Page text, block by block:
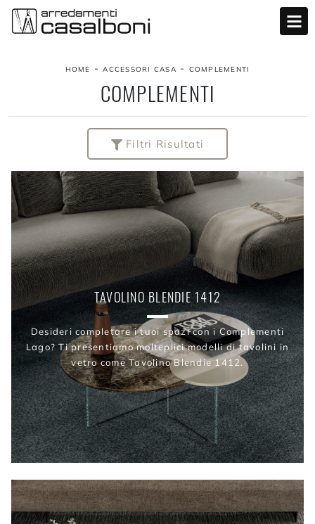
HOME -ACCESSORI CASA - COMPLEMENTI
COMPLEMENTI
Filtri Risultati
TAVOLINO BLENDIE 1412
Desideri completare i tuoi spazi con i Complementi
Lago? Ti presentiamo molteplici modelli di tavolini in
vetro come Tavolino Blendie 1412.